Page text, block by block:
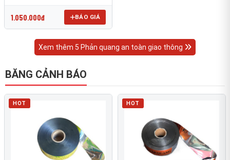
1.050.000đ BÁO GIÁ
Xem thêm 5 Phản quang an toàn giao thông
BĂNG CẢNH BÁO
HOT HOT